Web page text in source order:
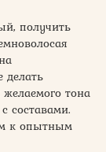
получить
делать
тона
составами.
к опытным